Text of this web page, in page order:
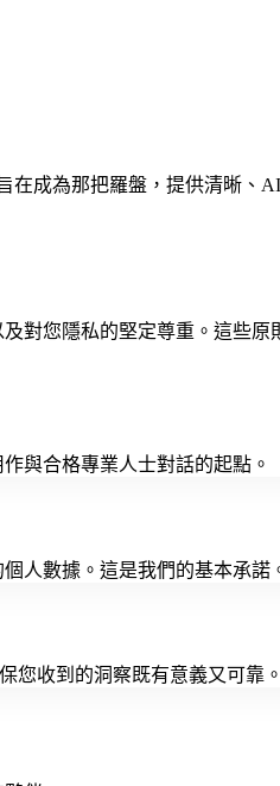
在成為那把羅盤，提供清晰
對您隱私的堅定尊重。這些
與合格專業人士對話的起點。
人數據。這是我們的基本承諾
您收到的洞察既有意義又可靠。